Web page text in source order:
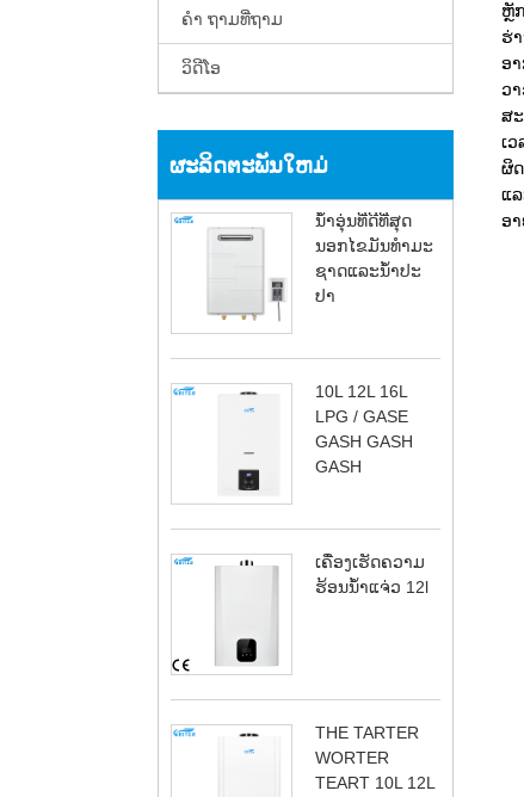
ຄຳ ຖາມທີ່ຖາມ
ວິດີໂອ
ຜະລິດຕະພັນໃຫມ່
ນ້ໍາອຸ່ນທີ່ດີທີ່ສຸດ
ນອກໄຂມັນທໍາມະ
ຊາດແລະນ້ໍາປະ
ປາ
10L 12L 16L
LPG / GASE
GASH GASH
GASH
ເຄື່ອງເຮັດຄວາມ
ຮ້ອນນ້ໍາແຈ່ວ 12l
THE TARTER
WORTER
TEART 10L 12L
ຫຼັ
ຮ່
ອ
ວ
ສ
ເ
ຜິ
ແ
ອ